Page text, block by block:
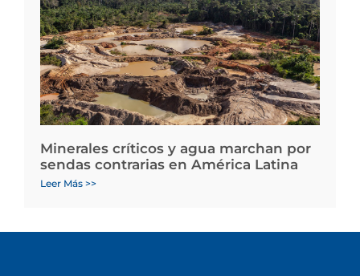
Minerales críticos y agua marchan por
sendas contrarias en América Latina
Leer Más >>